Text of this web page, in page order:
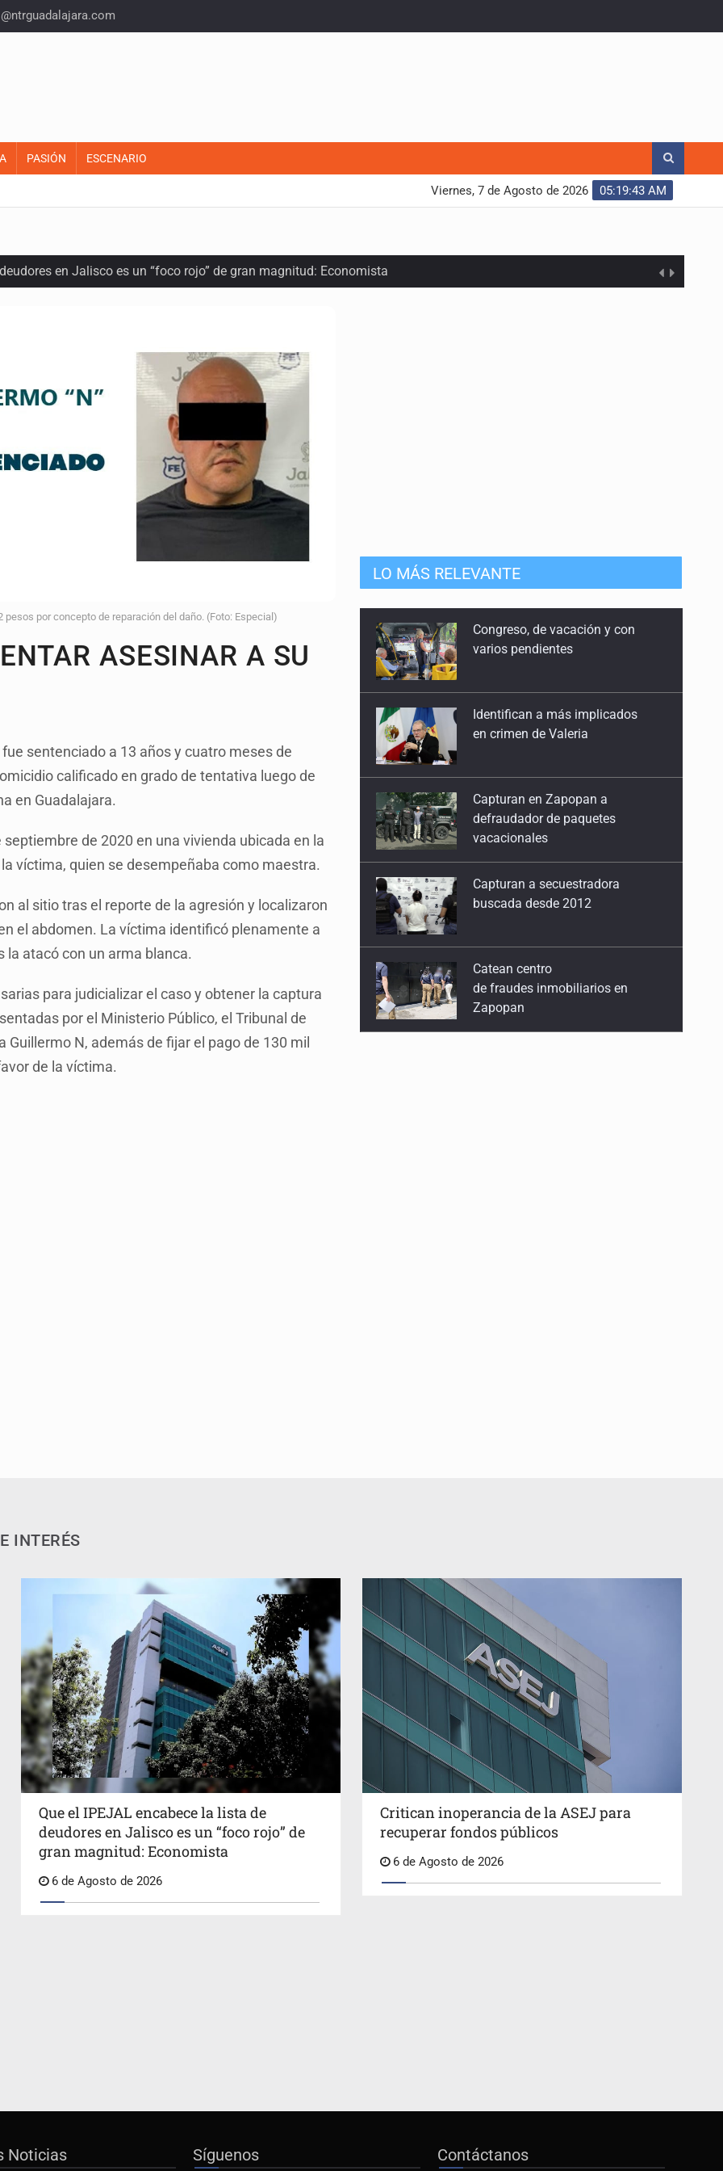
PASIÓN ESCENARIO
05:19:44 AM
Viernes, 7 de Agosto de 2026
en Jalisco es un “foco rojo” de gran magnitud: Economista
amenzas contra su pareja
tala; IJALVI lo niega
Cabezas Talavera
de vivienda en Mirador de San Isidro
por concepto de reparación del daño. (Foto: Especial)
ASESINAR A SU
sentenciado a 13 años y cuatro meses de
calificado en grado de tentativa luego de
en Guadalajara.
de 2020 en una vivienda ubicada en la
víctima, quien se desempeñaba como maestra.
al sitio tras el reporte de la agresión y localizaron
el abdomen. La víctima identificó plenamente a
atacó con un arma blanca.
para judicializar el caso y obtener la captura
por el Ministerio Público, el Tribunal de
N, además de fijar el pago de 130 mil
de la víctima.
LO MÁS RELEVANTE
Identifican a más implicados
en crimen de Valeria
Capturan en Zapopan a
defraudador de paquetes
Capturan a secuestradora
buscada desde 2012
Catean centro
de fraudes inmobiliarios en
Que el IPEJAL encabece la lista
de deudores en Jalisco es un
“foco rojo” de gran magnitud:
INTERÉS
Que el IPEJAL encabece la lista de
deudores en Jalisco es un “foco rojo” de
gran magnitud: Economista
6 de Agosto de 2026
Critican inoperancia de la ASEJ para
recuperar fondos públicos
6 de Agosto de 2026
Noticias Síguenos Contáctanos